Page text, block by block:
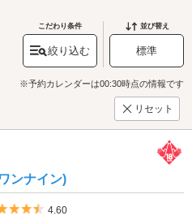
こだわり条件
絞り込む
並び替え
標準
※予約カレンダーは00:30時点の情報です
リセット
ンナイン)
5つ星のうち4.5
4.60